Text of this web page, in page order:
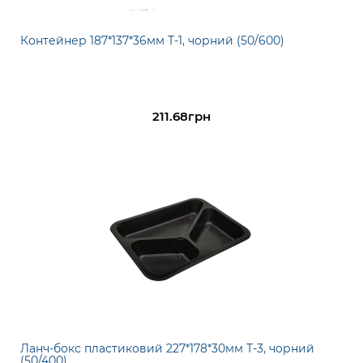
Контейнер 187*137*36мм Т-1, чорний (50/600)
211.68грн
Ланч-бокс пластиковий 227*178*30мм Т-3, чорний